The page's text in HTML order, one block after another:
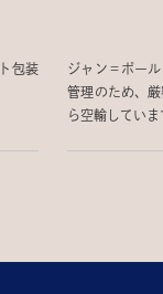
包装
ジャン＝ポー
管理のため、
ら空輸していま